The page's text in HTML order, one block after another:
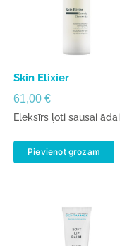
Skin Elixier
61,00€
Eleksīrs ļoti sausai ādai
Pievienot grozam